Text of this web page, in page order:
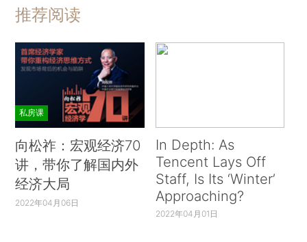
推荐阅读
私房课
向松祚：宏观经济70
讲，带你了解国内外
经济大局
2022年04月06日
In Depth: As
Tencent Lays Off
Staff, Is Its ‘Winter’
Approaching?
2022年04月01日